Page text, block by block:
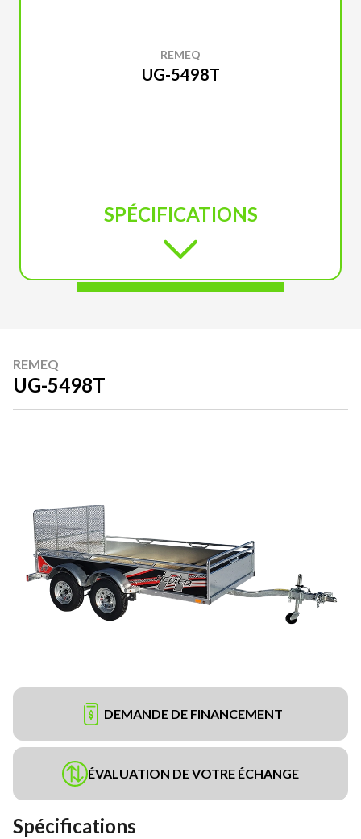
REMEQ
UG-5498T
SPÉCIFICATIONS
REMEQ
UG-5498T
DEMANDE DE FINANCEMENT
ÉVALUATION DE VOTRE ÉCHANGE
Spécifications